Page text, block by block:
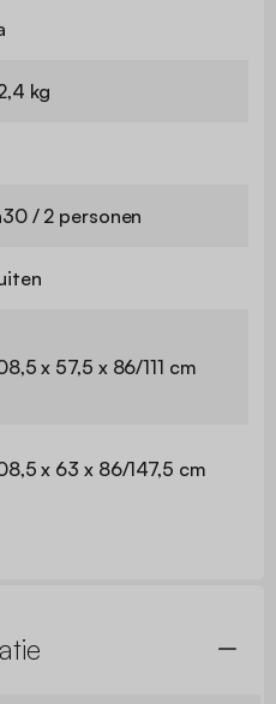
kg
/ 2 personen
x 57,5 x 86/111 cm
x 63 x 86/147,5 cm